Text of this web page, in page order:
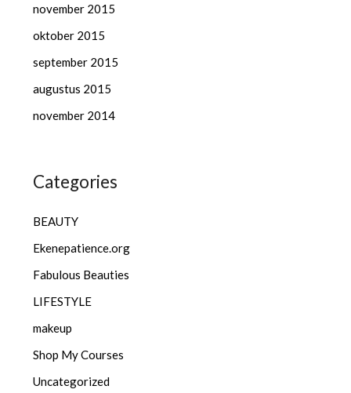
november 2015
oktober 2015
september 2015
augustus 2015
november 2014
Categories
BEAUTY
Ekenepatience.org
Fabulous Beauties
LIFESTYLE
makeup
Shop My Courses
Uncategorized